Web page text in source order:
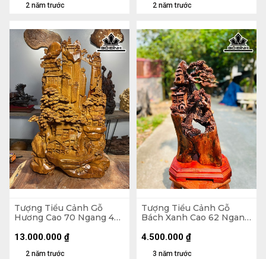
2 năm trước 2 năm trước
Tượng Tiểu Cảnh Gỗ
Hương Cao 70 Ngang 46
2 năm trước
13.000.000 ₫
Tượng Tiểu Cảnh Gỗ
Bách Xanh Cao 62 Ngang
3 năm trước
4.500.000 ₫